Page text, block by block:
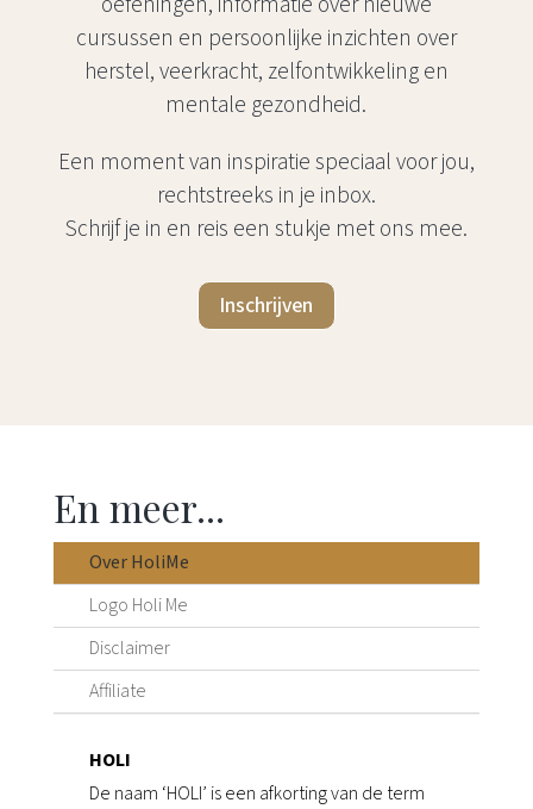
cursussen en persoonlijke inzichten over
herstel, veerkracht, zelfontwikkeling en
mentale gezondheid.
Een moment van inspiratie speciaal voor jou,
rechtstreeks in je inbox.
Schrijf je in en reis een stukje met ons mee.
Inschrijven
En meer...
Over HoliMe
Logo Holi Me
Disclaimer
Affiliate
HOLI
De naam ‘HOLI’ is een afkorting van de term